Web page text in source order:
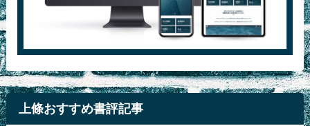
上條おすすめ書評記事